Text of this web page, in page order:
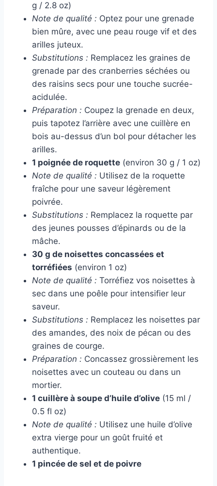
g / 2.8 oz)
Note de qualité : Optez pour une grenade
bien mûre, avec une peau rouge vif et des
arilles juteux.
Substitutions : Remplacez les graines de
grenade par des cranberries séchées ou
des raisins secs pour une touche sucrée-
acidulée.
Préparation : Coupez la grenade en deux,
puis tapotez l’arrière avec une cuillère en
bois au-dessus d’un bol pour détacher les
arilles.
1 poignée de roquette (environ 30 g / 1 oz)
Note de qualité : Utilisez de la roquette
fraîche pour une saveur légèrement
poivrée.
Substitutions : Remplacez la roquette par
des jeunes pousses d’épinards ou de la
mâche.
30 g de noisettes concassées et
torréfiées (environ 1 oz)
Note de qualité : Torréfiez vos noisettes à
sec dans une poêle pour intensifier leur
saveur.
Substitutions : Remplacez les noisettes par
des amandes, des noix de pécan ou des
graines de courge.
Préparation : Concassez grossièrement les
noisettes avec un couteau ou dans un
mortier.
1 cuillère à soupe d’huile d’olive (15 ml /
0.5 fl oz)
Note de qualité : Utilisez une huile d’olive
extra vierge pour un goût fruité et
authentique.
1 pincée de sel et de poivre